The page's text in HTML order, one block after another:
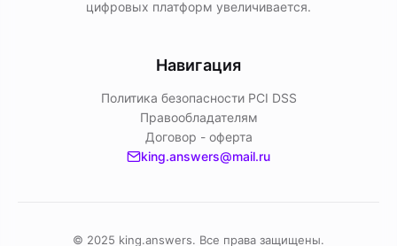
цифровых платформ увеличивается.
Навигация
Политика безопасности PСI DSS
Правообладателям
Договор - оферта
king.answers@mail.ru
© 2025 king.answers. Все права защищены.